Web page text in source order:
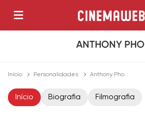
ANTHONY PHO
Início Personalidades Anthony Pho
Início Biografia Filmografia